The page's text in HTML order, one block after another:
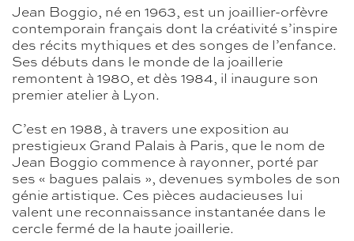
Jean Boggio, né en 1963, est un joaillier-orfèvre
contemporain français dont la créativité s’inspire
des récits mythiques et des songes de l’enfance.
Ses débuts dans le monde de la joaillerie
remontent à 1980, et dès 1984, il inaugure son
premier atelier à Lyon.
C’est en 1988, à travers une exposition au
prestigieux Grand Palais à Paris, que le nom de
Jean Boggio commence à rayonner, porté par
ses « bagues palais », devenues symboles de son
génie artistique. Ces pièces audacieuses lui
valent une reconnaissance instantanée dans le
cercle fermé de la haute joaillerie.